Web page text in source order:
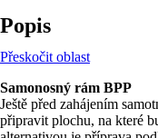
Popis
Přeskočit oblast
Samonosný rám BPP
Ještě před zahájením
připravit plochu, na které